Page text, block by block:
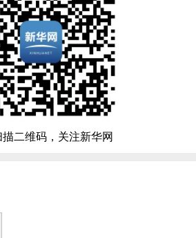
二维码，关注新华网